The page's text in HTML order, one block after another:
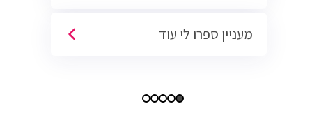
מעניין ספרו לי עוד